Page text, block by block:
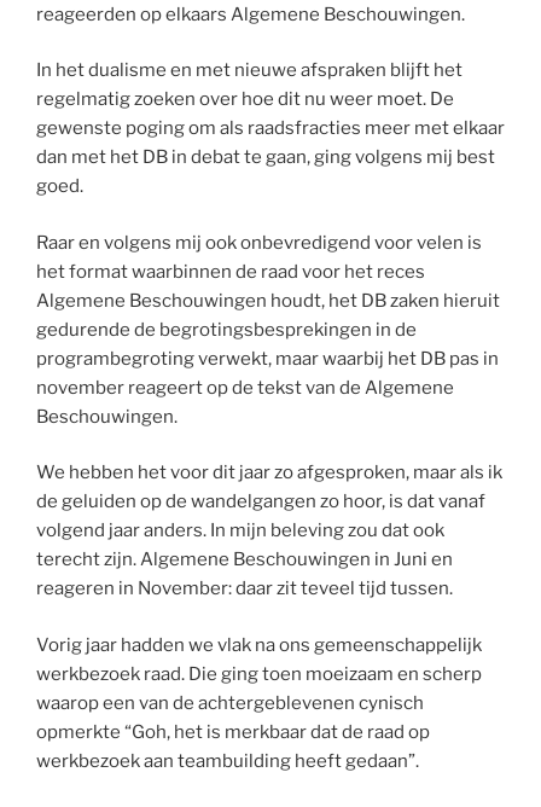
reageerden op elkaars Algemene Beschouwingen.
In het dualisme en met nieuwe afspraken blijft het
regelmatig zoeken over hoe dit nu weer moet. De
gewenste poging om als raadsfracties meer met elkaar
dan met het DB in debat te gaan, ging volgens mij best
goed.
Raar en volgens mij ook onbevredigend voor velen is
het format waarbinnen de raad voor het reces
Algemene Beschouwingen houdt, het DB zaken hieruit
gedurende de begrotingsbesprekingen in de
programbegroting verwekt, maar waarbij het DB pas in
november reageert op de tekst van de Algemene
Beschouwingen.
We hebben het voor dit jaar zo afgesproken, maar als ik
de geluiden op de wandelgangen zo hoor, is dat vanaf
volgend jaar anders. In mijn beleving zou dat ook
terecht zijn. Algemene Beschouwingen in Juni en
reageren in November: daar zit teveel tijd tussen.
Vorig jaar hadden we vlak na ons gemeenschappelijk
werkbezoek raad. Die ging toen moeizaam en scherp
waarop een van de achtergeblevenen cynisch
opmerkte “Goh, het is merkbaar dat de raad op
werkbezoek aan teambuilding heeft gedaan”.